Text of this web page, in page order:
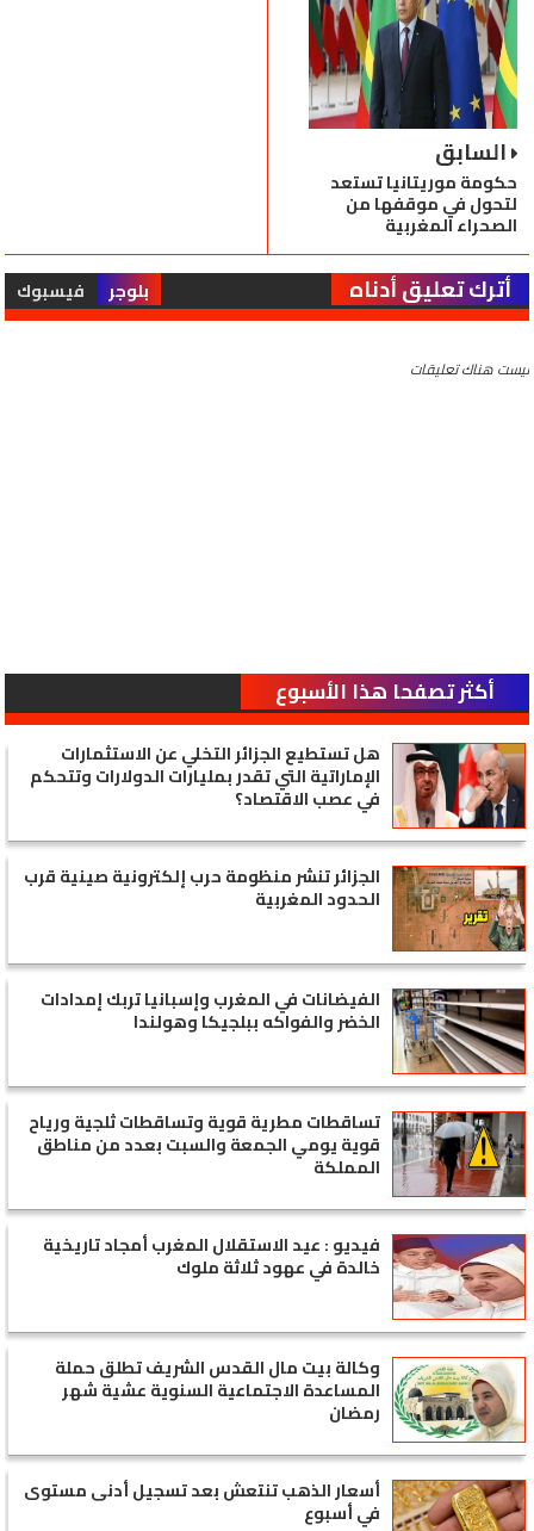
السابق
حكومة موريتانيا تستعد
لتحول في موقفها من
الصحراء المغربية
أترك تعليق أدناه بلوجر فيسبوك
ليست هناك تعليقات
أكثر تصفحا هذا الأسبوع
هل تستطيع الجزائر التخلي عن الاستثمارات
الإماراتية التي تقدر بمليارات الدولارات وتتحكم
في عصب الاقتصاد؟
الجزائر تنشر منظومة حرب إلكترونية صينية قرب
الحدود المغربية
الفيضانات في المغرب وإسبانيا تربك إمدادات
الخضر والفواكه ببلجيكا وهولندا
تساقطات مطرية قوية وتساقطات ثلجية ورياح
قوية يومي الجمعة والسبت بعدد من مناطق
المملكة
فيديو : عيد الاستقلال المغرب أمجاد تاريخية
خالدة في عهود ثلاثة ملوك
وكالة بيت مال القدس الشريف تطلق حملة
المساعدة الاجتماعية السنوية عشية شهر
رمضان
أسعار الذهب تنتعش بعد تسجيل أدنى مستوى
في أسبوع